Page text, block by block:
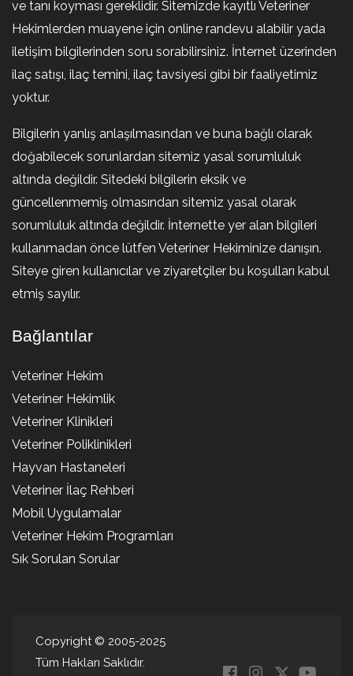
ve tanı koyması gereklidir. Sitemizde kayıtlı Veteriner
Hekimlerden muayene için online randevu alabilir yada
iletişim bilgilerinden soru sorabilirsiniz. İnternet üzerinden
ilaç satışı, ilaç temini, ilaç tavsiyesi gibi bir faaliyetimiz
yoktur.
Bilgilerin yanlış anlaşılmasından ve buna bağlı olarak
doğabilecek sorunlardan sitemiz yasal sorumluluk
altında değildir. Sitedeki bilgilerin eksik ve
güncellenmemiş olmasından sitemiz yasal olarak
sorumluluk altında değildir. İnternette yer alan bilgileri
kullanmadan önce lütfen Veteriner Hekiminize danışın.
Siteye giren kullanıcılar ve ziyaretçiler bu koşulları kabul
etmiş sayılır.
Bağlantılar
Veteriner Hekim
Veteriner Hekimlik
Veteriner Klinikleri
Veteriner Poliklinikleri
Hayvan Hastaneleri
Veteriner İlaç Rehberi
Mobil Uygulamalar
Veteriner Hekim Programları
Sık Sorulan Sorular
Copyright © 2005-2025
Tüm Hakları Saklıdır.